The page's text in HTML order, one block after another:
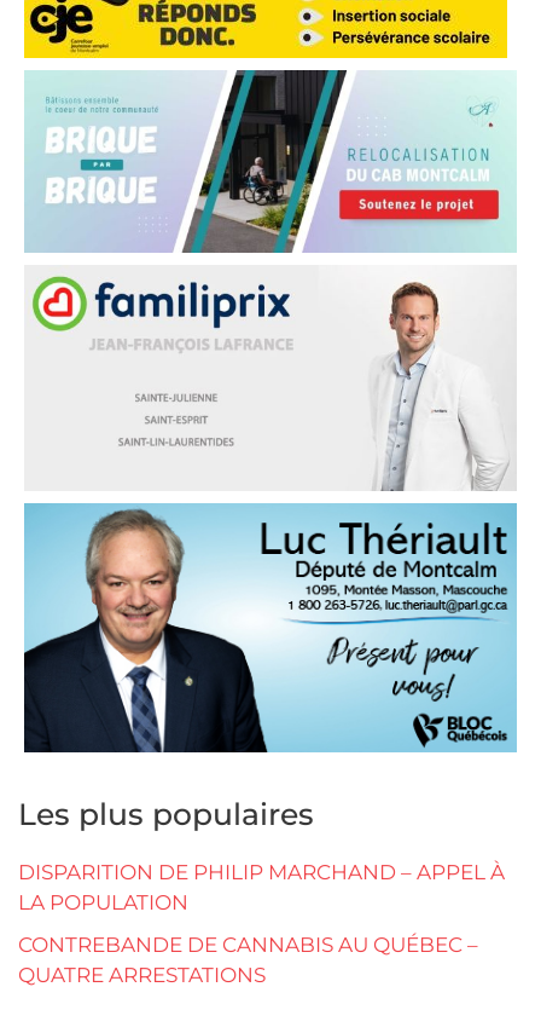
Les plus populaires
DISPARITION DE PHILIP MARCHAND – APPEL À
LA POPULATION
CONTREBANDE DE CANNABIS AU QUÉBEC –
QUATRE ARRESTATIONS